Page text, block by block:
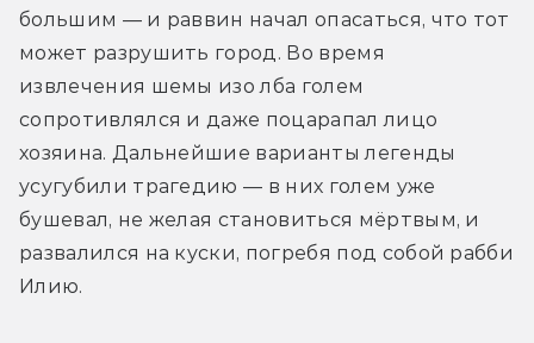
большим — и раввин начал опасаться, что тот
может разрушить город. Во время
извлечения шемы изо лба голем
сопротивлялся и даже поцарапал лицо
хозяина. Дальнейшие варианты легенды
усугубили трагедию — в них голем уже
бушевал, не желая становиться мёртвым, и
развалился на куски, погребя под собой рабби
Илию.